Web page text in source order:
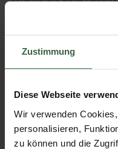
Zustimmung
Diese Webseite
Wir verwenden
personalisieren,
zu können und die
und Mama von drei
Hochzeiten und sucht
Alle Artikel von Elisabeth
Beliebte Artikel